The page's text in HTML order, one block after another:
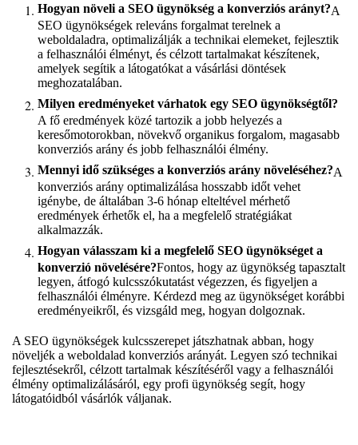
Hogyan növeli a SEO ügynökség a konverziós arányt?A
SEO ügynökségek releváns forgalmat terelnek a
weboldaladra, optimalizálják a technikai elemeket, fejlesztik
a felhasználói élményt, és célzott tartalmakat készítenek,
amelyek segítik a látogatókat a vásárlási döntések
meghozatalában.
Milyen eredményeket várhatok egy SEO ügynökségtől?
A fő eredmények közé tartozik a jobb helyezés a
keresőmotorokban, növekvő organikus forgalom, magasabb
konverziós arány és jobb felhasználói élmény.
Mennyi idő szükséges a konverziós arány növeléséhez?A
konverziós arány optimalizálása hosszabb időt vehet
igénybe, de általában 3-6 hónap elteltével mérhető
eredmények érhetők el, ha a megfelelő stratégiákat
alkalmazzák.
Hogyan válasszam ki a megfelelő SEO ügynökséget a
konverzió növelésére?Fontos, hogy az ügynökség tapasztalt
legyen, átfogó kulcsszókutatást végezzen, és figyeljen a
felhasználói élményre. Kérdezd meg az ügynökséget korábbi
eredményeikről, és vizsgáld meg, hogyan dolgoznak.
A SEO ügynökségek kulcsszerepet játszhatnak abban, hogy
növeljék a weboldalad konverziós arányát. Legyen szó technikai
fejlesztésekről, célzott tartalmak készítéséről vagy a felhasználói
élmény optimalizálásáról, egy profi ügynökség segít, hogy
látogatóidból vásárlók váljanak.